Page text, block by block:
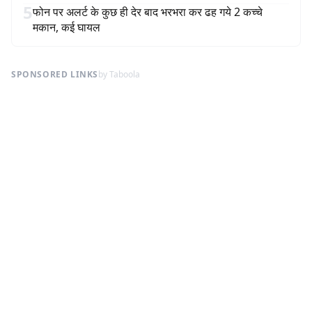
5फोन पर अलर्ट के कुछ ही देर बाद भरभरा कर ढह गये 2 कच्चे
मकान, कई घायल
SPONSORED LINKSby Taboola